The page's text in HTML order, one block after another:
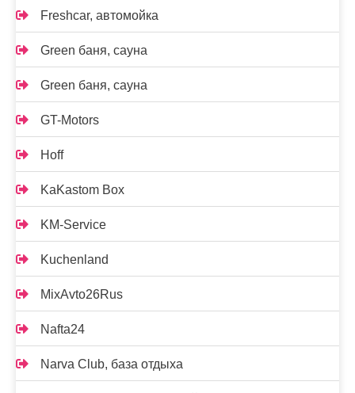
Freshcar, автомойка
Green баня, сауна
Green баня, сауна
GT-Motors
Hoff
KaKastom Box
KM-Service
Kuchenland
MixAvto26Rus
Nafta24
Narva Club, база отдыха